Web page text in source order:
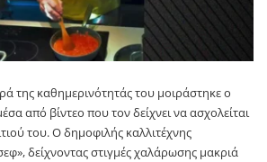
της καθημερινότητάς του μοιράστηκε ο
από βίντεο που τον δείχνει να ασχολείται
του. Ο δημοφιλής καλλιτέχνης
δείχνοντας στιγμές χαλάρωσης μακριά